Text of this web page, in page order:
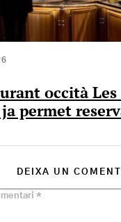
occità Les
permet
DEIXA UN